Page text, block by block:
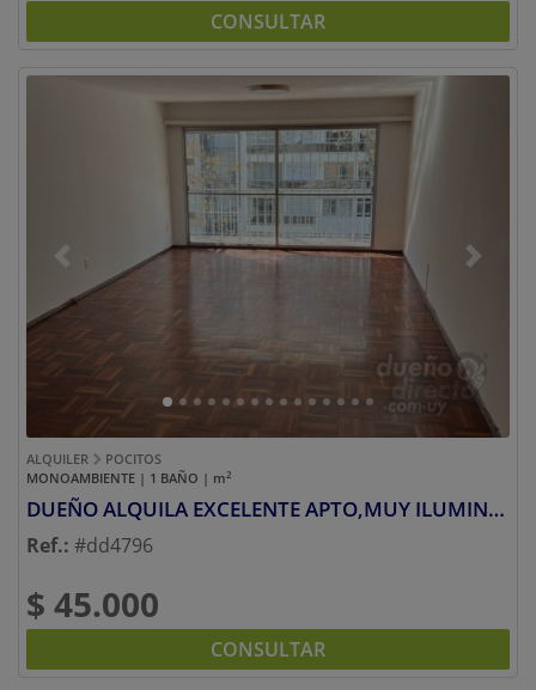
CONSULTAR
Previous Next
ALQUILER
POCITOS
MONOAMBIENTE | 1 BAÑO | m2
DUEÑO ALQUILA EXCELENTE APTO,MUY ILUMINADO A 2 CUADRAS Y MEDIA DEL MAR!!!
Ref.: #dd4796
$ 45.000
CONSULTAR